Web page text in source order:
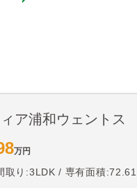
ア浦和ウェントス
万円
取り:3LDK 専有面積